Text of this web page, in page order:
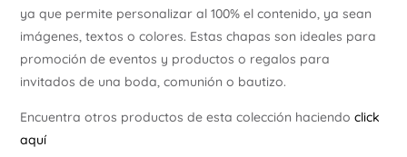
ya que permite personalizar al 100% el contenido, ya sean
imágenes, textos o colores. Estas chapas son ideales para
promoción de eventos y productos o regalos para
invitados de una boda, comunión o bautizo.
Encuentra otros productos de esta colección haciendo click
aquí